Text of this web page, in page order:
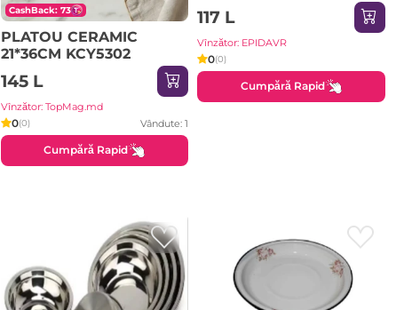
CashBack: 73
PLATOU CERAMIC
21*36CM KCY5302
145 L
Vînzător: TopMag.md
0(0) Vândute: 1
Cumpără Rapid
117 L
Vînzător: EPIDAVR
0(0)
Cumpără Rapid